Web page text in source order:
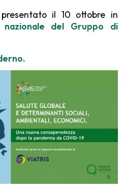
il 10 ottobre in
nazionale del Gruppo di